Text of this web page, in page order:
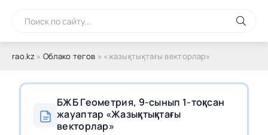
rao.kz» Облако тегов » «жазықтықтағы векторлар»
БЖБ Геометрия, 9-сынып 1-тоқсан
жауаптар «Жазықтықтағы
векторлар»